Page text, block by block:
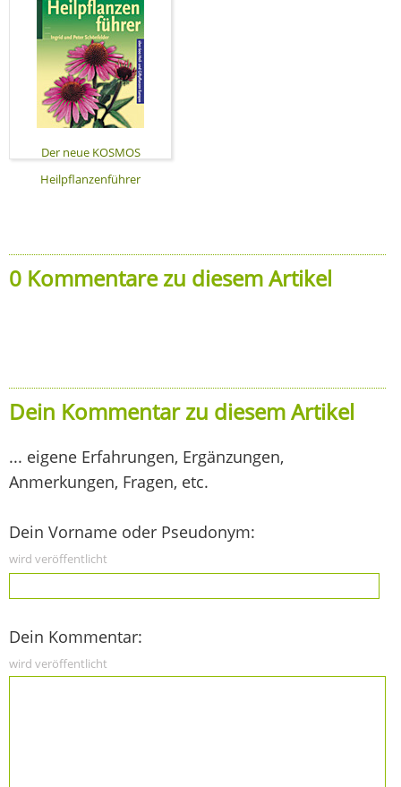
Der neue KOSMOS
Heilpflanzenführer
0 Kommentare zu diesem Artikel
Dein Kommentar zu diesem Artikel
... eigene Erfahrungen, Ergänzungen,
Anmerkungen, Fragen, etc.
Dein Vorname oder Pseudonym:
wird veröffentlicht
Dein Kommentar:
wird veröffentlicht